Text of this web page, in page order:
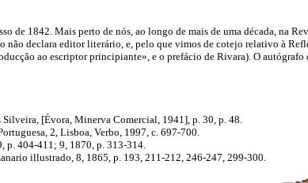
de 1842. Mais perto de nós, ao longo de mais de uma década, na
declara editor literário, e, pelo que vimos de cotejo relativo à
ao escriptor principiante», e o prefácio de Rivara). O
[Évora, Minerva Comercial, 1941], p. 30, p. 48.
2, Lisboa, Verbo, 1997, c. 697-700.
p. 404-411; 9, 1870, p. 313-314.
illustrado, 8, 1865, p. 193, 211-212, 246-247, 299-300.